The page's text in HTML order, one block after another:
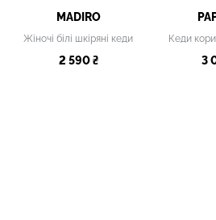
MADIRO
Жіночі білі шкіряні кеди
2 590 ₴
Кеди
3